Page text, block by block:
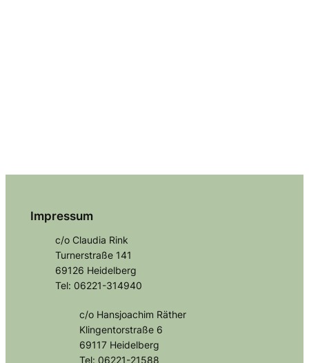
Impressum
c/o Claudia Rink
Turnerstraße 141
69126 Heidelberg
Tel: 06221-314940
c/o Hansjoachim Räther
Klingentorstraße 6
69117 Heidelberg
Tel: 06221-21588